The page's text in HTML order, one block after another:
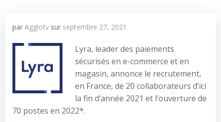
par Agglotv sur septembre 27, 2021
Lyra, leader des paiements
sécurisés en e-commerce et en
magasin, annonce le recrutement,
en France, de 20 collaborateurs d’ici
la fin d’année 2021 et l’ouverture de
70 postes en 2022*.